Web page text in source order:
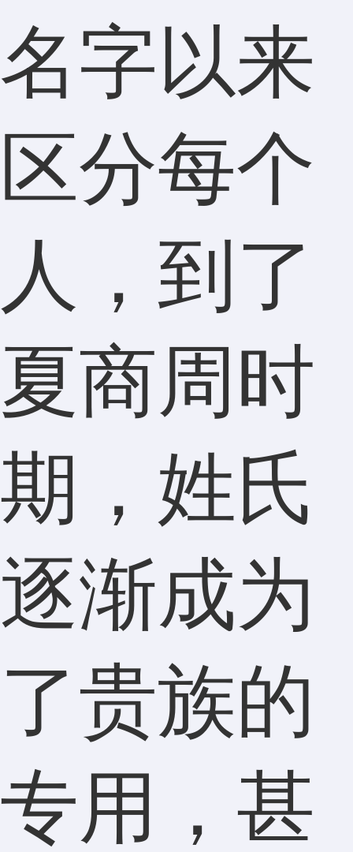
名字以来
区分每个
人，到了
夏商周时
期，姓氏
逐渐成为
了贵族的
专用，甚